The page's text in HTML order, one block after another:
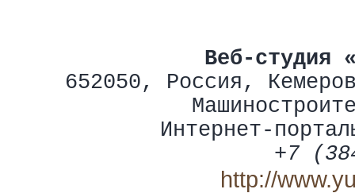
Веб-студия
652050, Россия ,
Интернет-
+7
http://